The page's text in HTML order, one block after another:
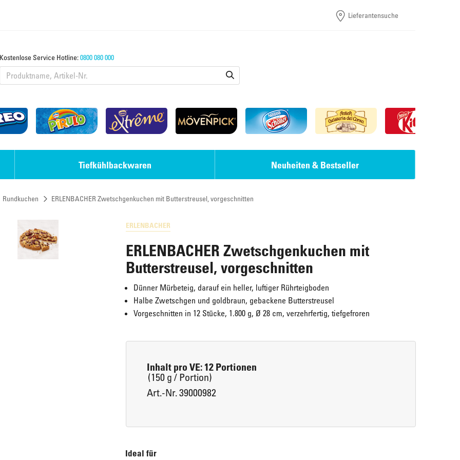
Lieferantensuche
Kostenlose Service Hotline:0800 080 000
Eis für Zuhause
Maple Walnuts
Tiefkühlbackwaren
Brot, Körberl & Baguettes
ERLENBACHER Cream-Cheesecake "New
Neuheiten & Bestseller
Rundkuchen ERLENBACHER Zwetschgenkuchen mit Butterstreusel, vorgeschnitten
ERLENBACHER
ERLENBACHER Zwetschgenkuchen mit
Butterstreusel, vorgeschnitten
Dünner Mürbeteig, darauf ein heller, luftiger Rührteigboden
Halbe Zwetschgen und goldbraun, gebackene Butterstreusel
Vorgeschnitten in 12 Stücke, 1.800 g, Ø 28 cm, verzehrfertig, tiefgefroren
Inhalt pro VE: 12 Portionen
(150 g / Portion)
Art.-Nr. 39000982
Ideal für